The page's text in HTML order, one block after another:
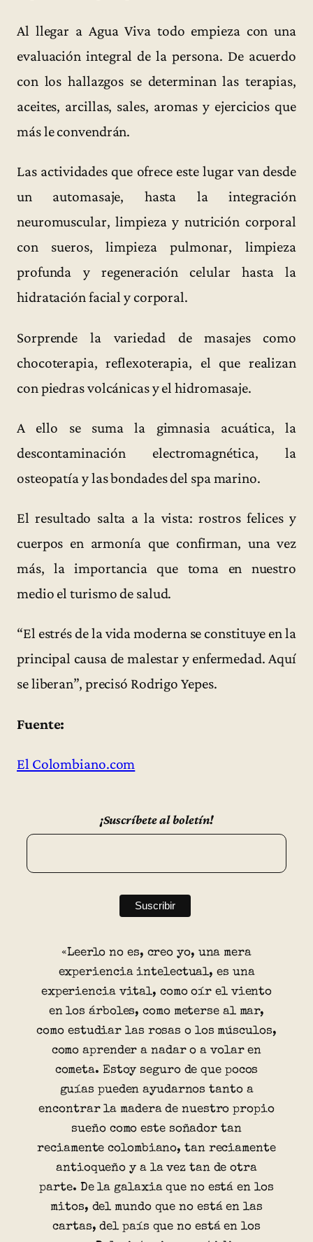
Al llegar a Agua Viva todo empieza con una
evaluación integral de la persona. De acuerdo
con los hallazgos se determinan las terapias,
aceites, arcillas, sales, aromas y ejercicios que
más le convendrán.
Las actividades que ofrece este lugar van desde
un automasaje, hasta la integración
neuromuscular, limpieza y nutrición corporal
con sueros, limpieza pulmonar, limpieza
profunda y regeneración celular hasta la
hidratación facial y corporal.
Sorprende la variedad de masajes como
chocoterapia, reflexoterapia, el que realizan
con piedras volcánicas y el hidromasaje.
A ello se suma la gimnasia acuática, la
descontaminación electromagnética, la
osteopatía y las bondades del spa marino.
El resultado salta a la vista: rostros felices y
cuerpos en armonía que confirman, una vez
más, la importancia que toma en nuestro
medio el turismo de salud.
“El estrés de la vida moderna se constituye en la
principal causa de malestar y enfermedad. Aquí
se liberan”, precisó Rodrigo Yepes.
Fuente:
El Colombiano.com
¡Suscríbete al boletín!
«Leerlo no es, creo yo, una mera
experiencia intelectual, es una
experiencia vital, como oír el viento
en los árboles, como meterse al mar,
como estudiar las rosas o los músculos,
como aprender a nadar o a volar en
cometa. Estoy seguro de que pocos
guías pueden ayudarnos tanto a
encontrar la madera de nuestro propio
sueño como este soñador tan
reciamente colombiano, tan reciamente
antioqueño y a la vez tan de otra
parte. De la galaxia que no está en los
mitos, del mundo que no está en las
cartas, del país que no está en los